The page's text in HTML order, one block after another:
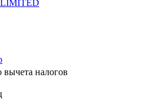
вычета налогов